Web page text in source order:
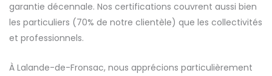
garantie décennale. Nos certifications couvrent aussi bien
les particuliers (70% de notre clientèle) que les collectivités
et professionnels.
À Lalande-de-Fronsac, nous apprécions particulièrement